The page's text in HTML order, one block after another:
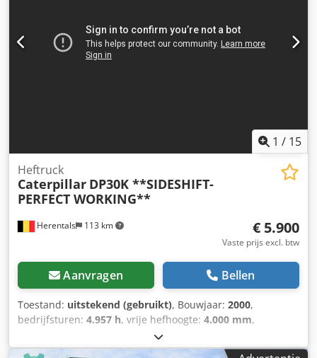
STEMPPEL ASSEN VOOR ZWARE LASTEN HYDROSTATISCHE
TRANSMISSIE CAT C7.1 MOTOR BANDEN 16.00-25
HYDRAULISCH VERHOGEDE CABINE CABINE BESCHERMING
1 / 15
Herentals 113 km
Heftruck
Caterpillar DP30K **SIDESHIFT-
PERFECT WORKING**
€ 5.900
Vaste prijs excl. btw
Aanvragen Bellen
Toestand: uitstekend (gebruikt), Bouwjaar: 2000,
bedrijfsturen: 4.957 h, vrije hefhoogte: 4.000 mm,
, soort overbrenging:
kleur:geel, Bouwjaar: 2000 Leeggewicht: 4.610 kg